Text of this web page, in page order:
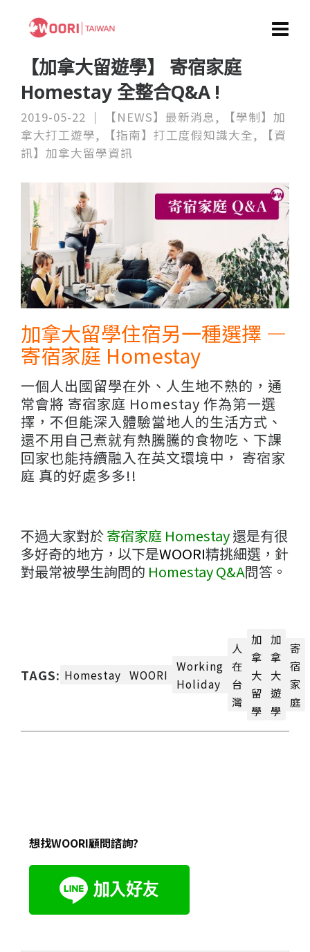
【加拿大留遊學】 寄宿家庭
Homestay 全整合Q&A !
2019-05-22 【NEWS】最新消息,
【學制】加
拿大打工遊學, 【指南】打工度假知識大全,
【資
訊】加拿大留學資訊
加拿大留學住宿另一種選擇 —
寄宿家庭 Homestay
一個人出國留學在外、人生地不熟的，通
常會將 寄宿家庭 Homestay 作為第一選
擇，不但能深入體驗當地人的生活方式、
還不用自己煮就有熱騰騰的食物吃、下課
回家也能持續融入在英文環境中， 寄宿家
庭 真的好處多多!!
不過大家對於寄宿家庭 Homestay還是有很
多好奇的地方，以下是WOORI精挑細選，針
對最常被學生詢問的 Homestay Q&A問答。
TAGS: Homestay WOORI
Working
Holiday
人
在
台
灣
加
拿
大
留
學
加
拿
大
遊
學
寄
宿
家
庭
想找WOORI顧問諮詢?